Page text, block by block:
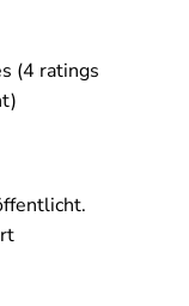
(4 ratings
)